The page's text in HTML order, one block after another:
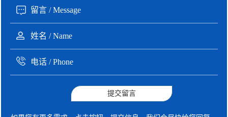
提交留言